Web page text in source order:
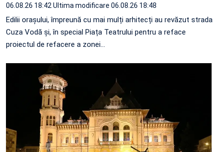
06.08.26 18:42Ultima modificare 06.08.26 18:48
Edilii orașului, împreună cu mai mulți arhitecți au revăzut strada
Cuza Vodă și, în special Piața Teatrului pentru a reface
proiectul de refacere a zonei…